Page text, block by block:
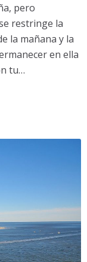
pero
restringe la
la mañana y la
en ella
tu…